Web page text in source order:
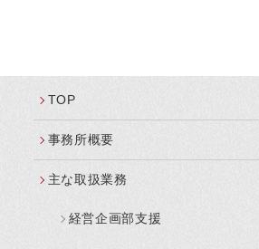
TOP
事務所概要
主な取扱業務
経営企画部支援